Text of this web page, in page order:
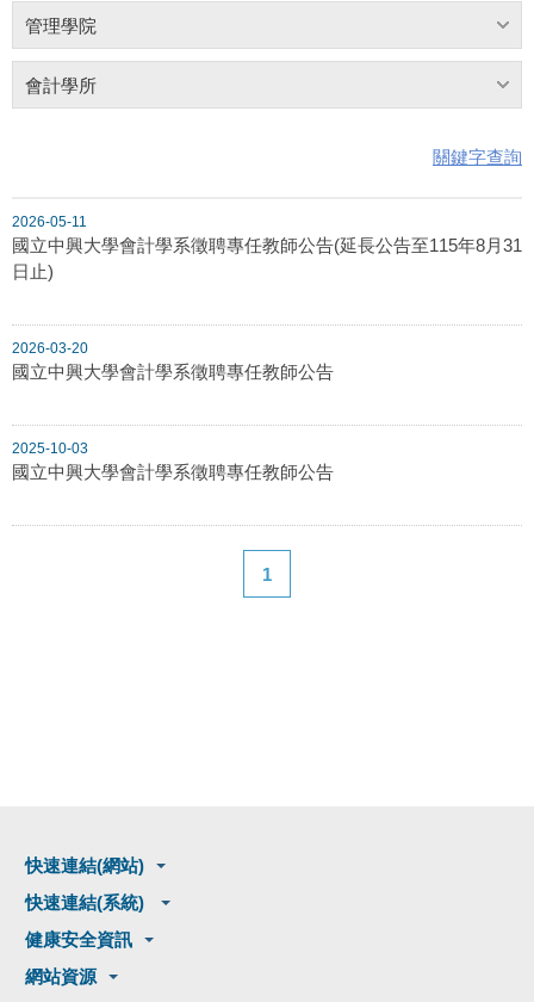
管理學院
會計學所
關鍵字查詢
2026-05-11
國立中興大學會計學系徵聘專任教師公告(延長公告至115年8月31
日止)
2026-03-20
國立中興大學會計學系徵聘專任教師公告
2025-10-03
國立中興大學會計學系徵聘專任教師公告
1
快速連結(網站)
快速連結(系統)
健康安全資訊
網站資源